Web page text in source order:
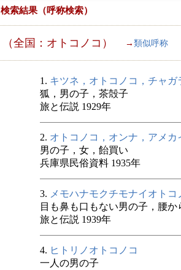
検索結果（呼称検索）
（全国：オトコノコ） → 類似呼称
1. キツネ，オトコノコ，チャガ
狐，男の子，茶殻子
旅と伝説 1929年
2. オトコノコ，オンナ，アメカ
男の子，女，飴買い
兵庫県民俗資料 1935年
3. メモハナモクチモナイオト
目も鼻も口もない男の子，腰
旅と伝説 1939年
4. ヒトリノオトコノコ
一人の男の子